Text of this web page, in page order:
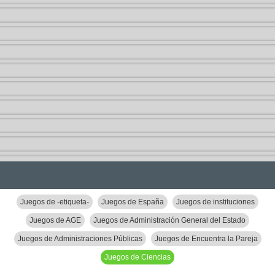
Juegos de -etiqueta- Juegos de España Juegos de instituciones
Juegos de AGE Juegos de Administración General del Estado
Juegos de Administraciones Públicas Juegos de Encuentra la Pareja
Juegos de Ciencias